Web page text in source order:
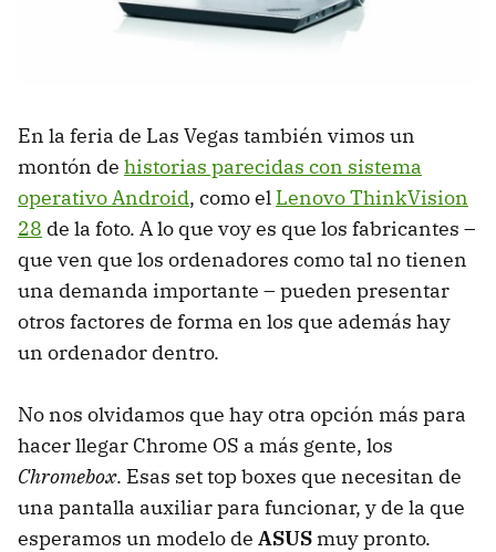
En la feria de Las Vegas también vimos un
montón de historias parecidas con sistema
operativo Android, como el Lenovo ThinkVision
28 de la foto. A lo que voy es que los fabricantes –
que ven que los ordenadores como tal no tienen
una demanda importante – pueden presentar
otros factores de forma en los que además hay
un ordenador dentro.
No nos olvidamos que hay otra opción más para
hacer llegar Chrome OS a más gente, los
Chromebox. Esas set top boxes que necesitan de
una pantalla auxiliar para funcionar, y de la que
esperamos un modelo de ASUS muy pronto.